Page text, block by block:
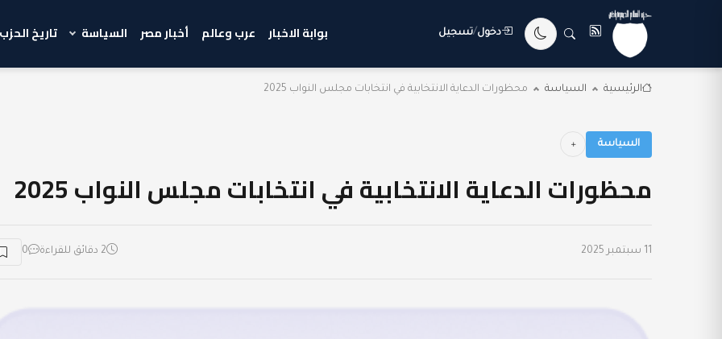
دخول/تسجيل بوابة الاخبار عرب وعالم أخبار مصر السياسة تاريخ الحزب
الرئيسية السياسة محظورات الدعاية الانتخابية في انتخابات مجلس النواب 2025
السياسة
محظورات الدعاية الانتخابية في انتخابات مجلس النواب 2025
11 سبتمبر 2025 2 دقائق للقراءة 0